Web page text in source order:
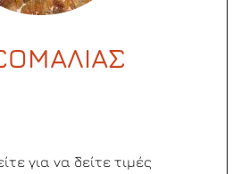
για να δείτε τιμές